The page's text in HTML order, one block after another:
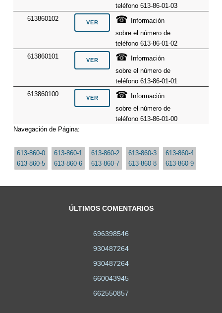
teléfono 613-86-01-03
613860102
☎
Información
sobre el número de
teléfono 613-86-01-02
613860101
☎
Información
sobre el número de
teléfono 613-86-01-01
613860100
☎
Información
sobre el número de
teléfono 613-86-01-00
Navegación de Página:
613-860-0 613-860-1 613-860-2 613-860-3
613-860-4
613-860-5
613-860-6 613-860-7 613-860-8 613-860-9
ÚLTIMOS COMENTARIOS
696398546
930487264
930487264
660043945
662550857